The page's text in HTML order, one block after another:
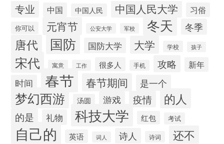
专业 中国 中国人民 中国人民大学 习俗
你可以 元宵节 公安大学 军校 冬天 冬季
唐代 国防 国防大学 大学 学校 孩子
宋代 寓意 工作 很多人 手机 攻略 新年
时间 春节 春节期间 是一个
梦幻西游 汤圆 游戏 疫情 的人
的是 礼物 科技大学 红包 考试
自己的 英语 词人 诗人 诗词 还不